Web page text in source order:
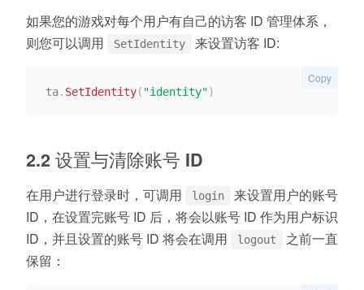
如果您的游戏对每个用户有自己的访客 ID 管理体系，
则您可以调用
SetIdentity 来设置访客 ID:
ta. SetIdentity( "identity")
Copy
2.2 设置与清除账号 ID
在用户进行登录时，可调用 login
来设置用户的账号
ID，在设置完账号 ID 后，将会以账号 ID 作为用户标识
ID，并且设置的账号 ID 将会在调用
logout
之前一直
保留：